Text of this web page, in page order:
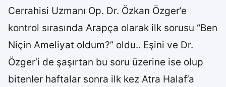
Cerrahisi Uzmanı Op. Dr. Özkan Özger’e
kontrol sırasında Arapça olarak ilk sorusu “Ben
Niçin Ameliyat oldum?” oldu.. Eşini ve Dr.
Özger’i de şaşırtan bu soru üzerine ise olup
bitenler haftalar sonra ilk kez Atra Halaf’a